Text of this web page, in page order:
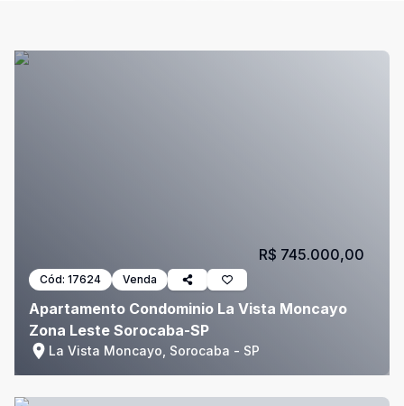
Cód: 17624 Venda
Apartamento Condominio La Vista Moncayo
Zona Leste Sorocaba-SP
La Vista Moncayo, Sorocaba - SP
R$ 745.000,00